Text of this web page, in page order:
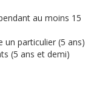
au moins 15
un particulier (5 ans)
(5 ans et demi)